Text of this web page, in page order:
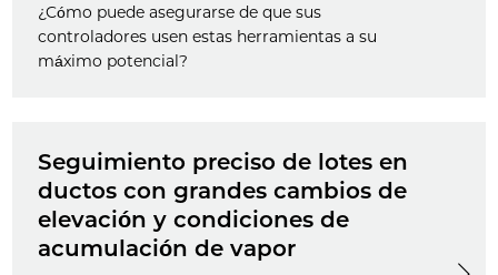
¿Cómo puede asegurarse de que sus
controladores usen estas herramientas a su
máximo potencial?
Seguimiento preciso de lotes en
ductos con grandes cambios de
elevación y condiciones de
acumulación de vapor